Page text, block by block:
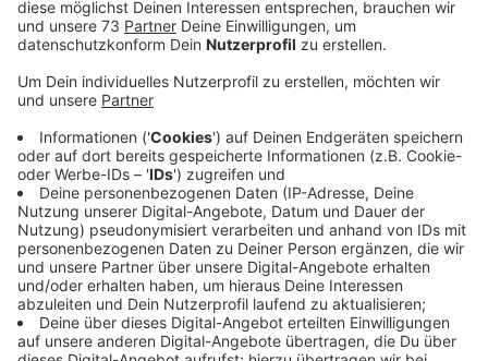
dem Pedelec unterwegs war.
Die Polizei will die Zahl der Unfälle mit Radfahrern
senken. Denn in der aktuellen Unfallstatistik steht,
dass jeder 3., der bei einem Unfall hier bei uns im Kreis
Borken verletzt wurde, mit dem Rad oder dem
Pedelec unterwegs war. Deshalb gibt es jetzt